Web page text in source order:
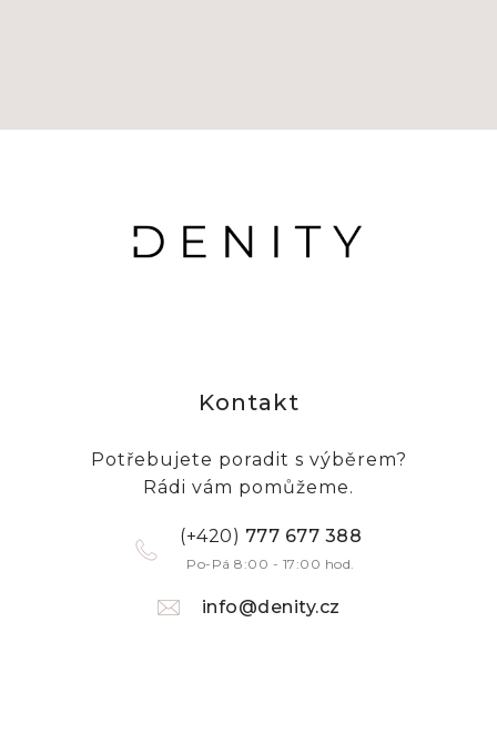
Kontakt
Potřebujete poradit s výběrem?
Rádi vám pomůžeme.
(+420) 777 677 388
Po-Pá 8:00 - 17:00 hod.
info@denity.cz